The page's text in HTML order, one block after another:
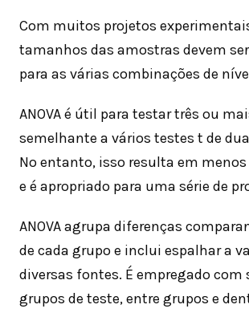
Com muitos projetos
tamanhos das amostras devem
para as várias combinações de
ANOVA é útil para testar três ou
semelhante a vários testes t de
No entanto, isso resulta em menos
e é apropriado para uma série de
ANOVA agrupa diferenças
de cada grupo e inclui espalhar a
diversas fontes. É empregado com
grupos de teste, entre grupos e